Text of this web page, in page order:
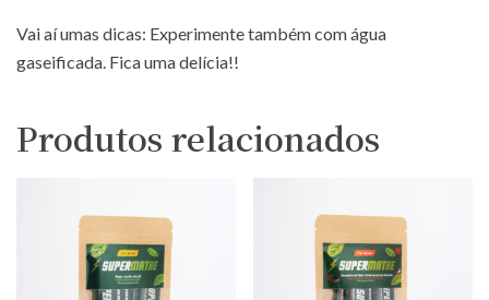
Vai aí umas dicas: Experimente também com água
gaseificada. Fica uma delícia!!
Produtos relacionados